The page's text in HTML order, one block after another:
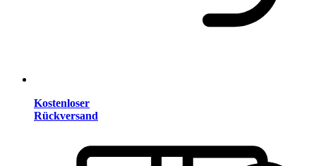
Kostenloser
Rückversand